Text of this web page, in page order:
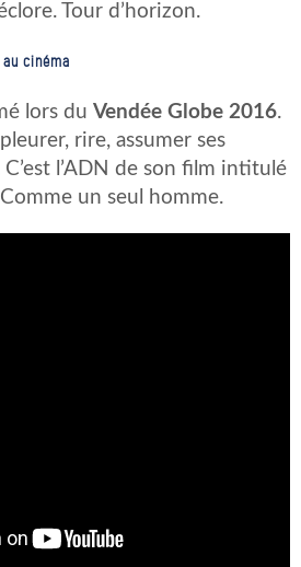
Tour d’horizon.
cinéma
lors du Vendée Globe 2016.
rire, assumer ses
l’ADN de son film intitulé
un seul homme.